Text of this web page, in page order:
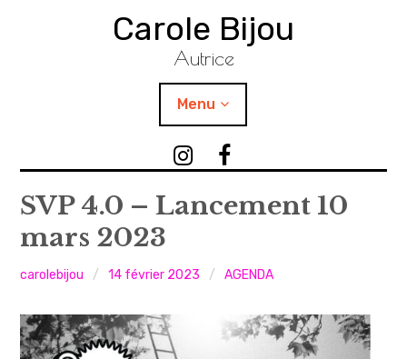
Carole Bijou
Autrice
Menu
PHOTOGRAPHIES
VIDÉOS / SONS
ATELIERS
PUBLICATIONS
I
n
s
g
F
a
c
o
C
SVP 4.0 – Lancement 10
mars 2023
carolebijou 14 février 2023 AGENDA